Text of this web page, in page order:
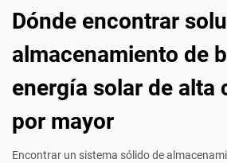
Dónde encontrar
almacenamiento de
energía solar de alta
por mayor
Encontrar un sistema sólido de